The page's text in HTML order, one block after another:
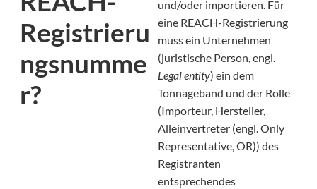
Registrieru
ngsnumme
r?
und/oder importieren. Für
eine REACH-Registrierung
muss ein Unternehmen
(juristische Person, engl.
Legal entity) ein dem
Tonnageband und der Rolle
(Importeur, Hersteller,
Alleinvertreter (engl. Only
Representative, OR)) des
Registranten
entsprechendes